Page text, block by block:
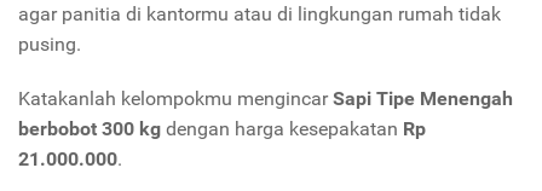
agar panitia di kantormu atau di lingkungan rumah tidak
pusing.
Katakanlah kelompokmu mengincarSapi Tipe Menengah
berbobot 300 kg dengan harga kesepakatan Rp
21.000.000.